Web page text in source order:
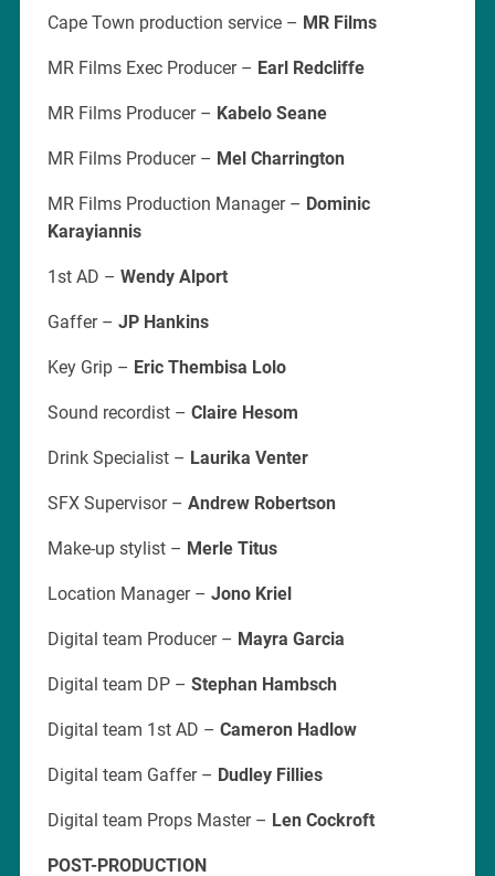
Cape Town production service – MR Films
MR Films Exec Producer – Earl Redcliffe
MR Films Producer – Kabelo Seane
MR Films Producer – Mel Charrington
MR Films Production Manager – Dominic
Karayiannis
1st AD – Wendy Alport
Gaffer – JP Hankins
Key Grip – Eric Thembisa Lolo
Sound recordist – Claire Hesom
Drink Specialist – Laurika Venter
SFX Supervisor – Andrew Robertson
Make-up stylist – Merle Titus
Location Manager – Jono Kriel
Digital team Producer – Mayra Garcia
Digital team DP – Stephan Hambsch
Digital team 1st AD – Cameron Hadlow
Digital team Gaffer – Dudley Fillies
Digital team Props Master – Len Cockroft
POST-PRODUCTION